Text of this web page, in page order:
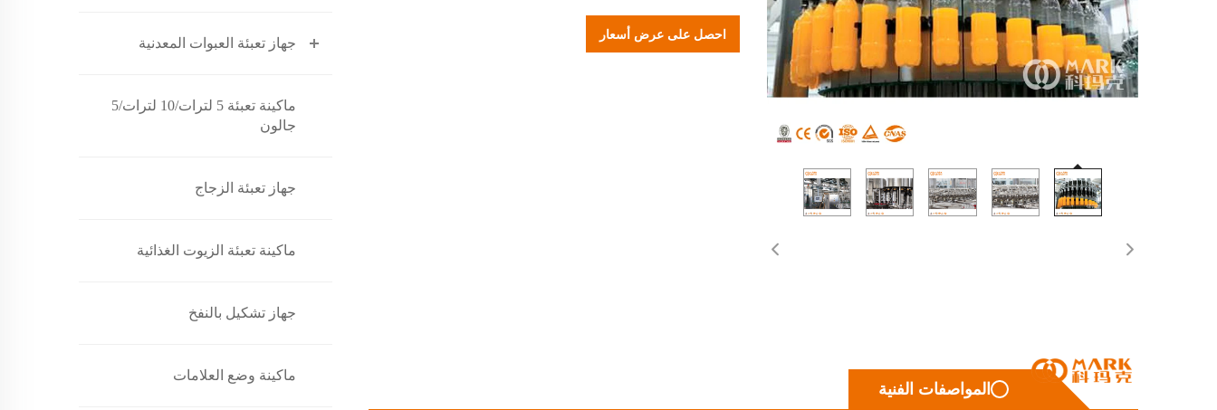
جهاز تعبئة العبوات المعدنية
ماكينة تعبئة 5 لترات/10 لترات/5
جالون
جهاز تعبئة الزجاج
ماكينة تعبئة الزيوت الغذائية
جهاز تشكيل بالنفخ
ماكينة وضع العلامات
احصل على عرض أسعار
المواصفات الفنية